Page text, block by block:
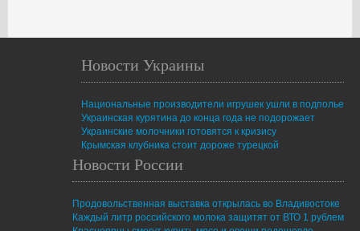
Новости Украины
Национальные производители игрушек ушли в подполье
Украинская курятина до конца года не подорожает
Украинские молочники готовятся к кризису
Крымская клубника стоит дороже турецкой
Новости России
Продовольственная выставка открылась во Владивостоке
Каждый литр российского молока защитят от ВТО 1 рублем